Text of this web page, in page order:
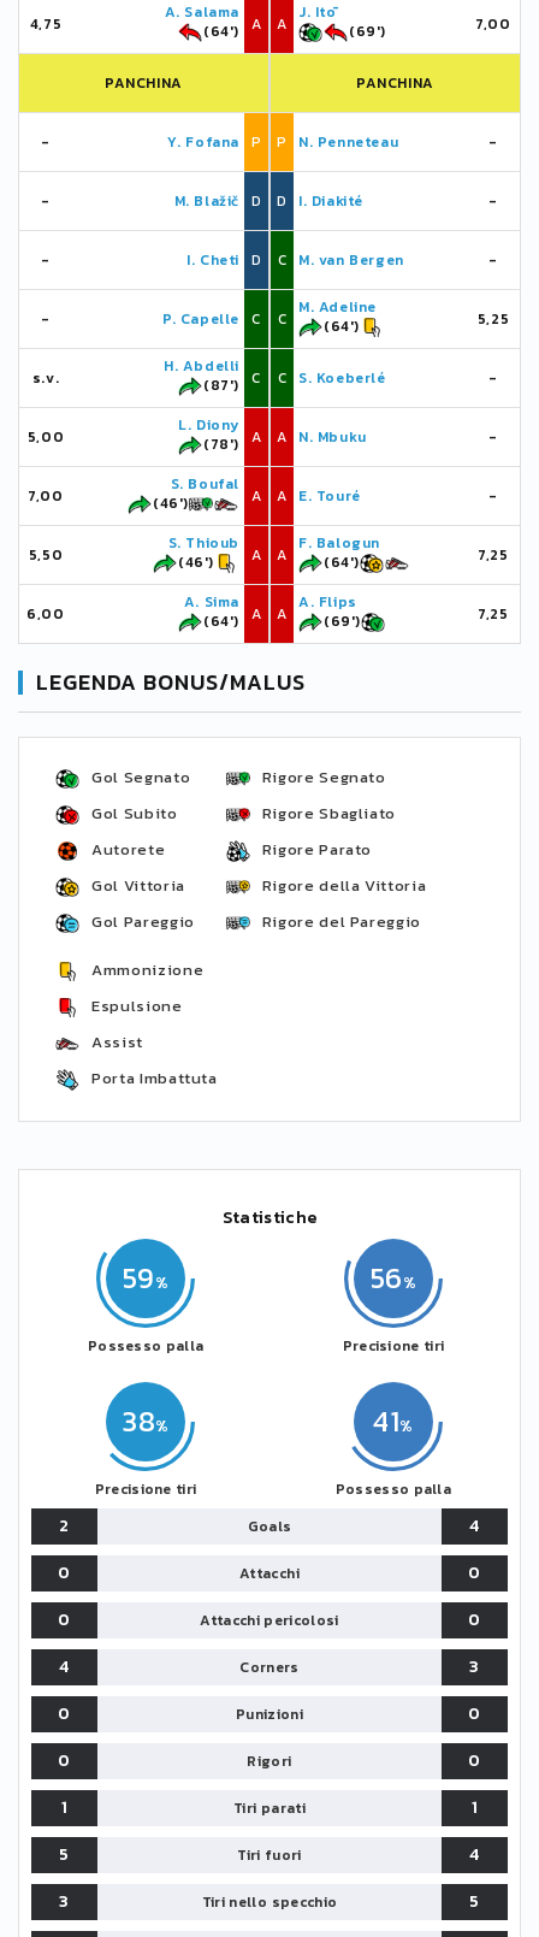
4,75
A. Salama
(64')
A
PANCHINA
- Y. Fofana P
- M. Blažič D
- I. Cheti D
- P. Capelle C
s.v.
H. Abdelli
(87')
C
5,00
L. Diony
(78')
A
7,00
S. Boufal
(46')
A
5,50
S. Thioub
(46')
A
6,00
A. Sima
(64')
A
A
J. Itō
(69')
7,00
PANCHINA
P N. Penneteau -
D I. Diakité -
C M. van Bergen -
C
M. Adeline
(64')
5,25
C S. Koeberlé -
A N. Mbuku -
A E. Touré -
A
F. Balogun
(64')
7,25
A
A. Flips
(69')
7,25
LEGENDA BONUS/MALUS
Gol Segnato
Gol Subito
Autorete
Gol Vittoria
Gol Pareggio
Rigore Segnato
Rigore Sbagliato
Rigore Parato
Rigore della Vittoria
Rigore del Pareggio
Ammonizione
Espulsione
Assist
Porta Imbattuta
Statistiche
59
Possesso palla
38
Precisione tiri
41
Possesso palla
56
Precisione tiri
2 Goals
4
0
Attacchi
0
0
Attacchi pericolosi
0
4
Corners
3
0
Punizioni
0
0
Rigori
0
1
Tiri parati
1
5
Tiri fuori
4
3
Tiri nello specchio
5